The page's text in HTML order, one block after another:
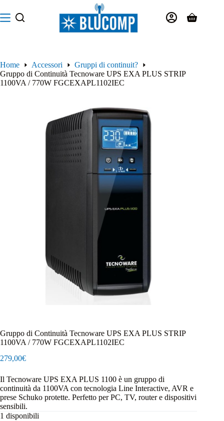
al
contenuto
Carrello
Home Accessori
Gruppi di continuit?
Gruppo di Continuità Tecnoware UPS EXA PLUS STRIP
1100VA / 770W FGCEXAPL1102IEC
Gruppo di Continuità Tecnoware UPS EXA PLUS STRIP
1100VA / 770W FGCEXAPL1102IEC
279,00€
Il Tecnoware UPS EXA PLUS 1100 è un gruppo di
continuità da 1100VA con tecnologia Line Interactive, AVR e
prese Schuko protette. Perfetto per PC, TV, router e dispositivi
sensibili.
1 disponibili